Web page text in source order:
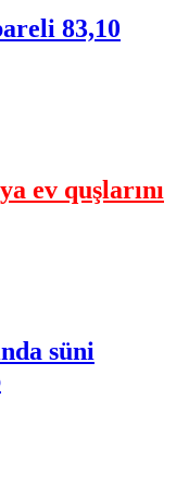
83,10
ev quşlarını
süni